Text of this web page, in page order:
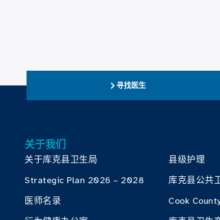
寻找医生
关于我们
关于库克县卫生局
Strategic Plan 2026 – 2028
医师名录
县级护理
库克县公共
Cook